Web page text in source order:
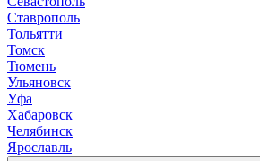
Ставрополь
Тольятти
Томск
Тюмень
Ульяновск
Уфа
Хабаровск
Челябинск
Ярославль